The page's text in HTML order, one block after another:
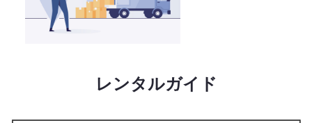
レンタルガイド